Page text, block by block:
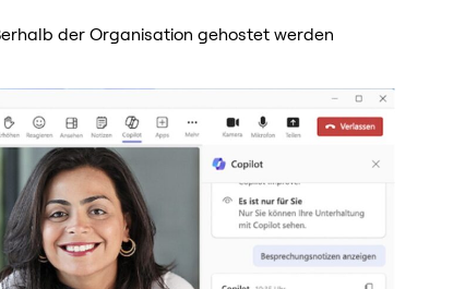
der Organisation gehostet werden